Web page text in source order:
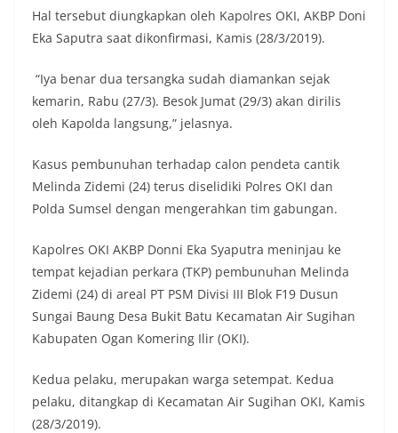
Hal tersebut diungkapkan oleh Kapolres OKI, AKBP Doni
Eka Saputra saat dikonfirmasi, Kamis (28/3/2019).
“Iya benar dua tersangka sudah diamankan sejak
kemarin, Rabu (27/3). Besok Jumat (29/3) akan dirilis
oleh Kapolda langsung,” jelasnya.
Kasus pembunuhan terhadap calon pendeta cantik
Melinda Zidemi (24) terus diselidiki Polres OKI dan
Polda Sumsel dengan mengerahkan tim gabungan.
Kapolres OKI AKBP Donni Eka Syaputra meninjau ke
tempat kejadian perkara (TKP) pembunuhan Melinda
Zidemi (24) di areal PT PSM Divisi III Blok F19 Dusun
Sungai Baung Desa Bukit Batu Kecamatan Air Sugihan
Kabupaten Ogan Komering Ilir (OKI).
Kedua pelaku, merupakan warga setempat. Kedua
pelaku, ditangkap di Kecamatan Air Sugihan OKI, Kamis
(28/3/2019).